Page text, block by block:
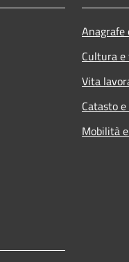
Cultura
Vita
Catasto
Mobilità